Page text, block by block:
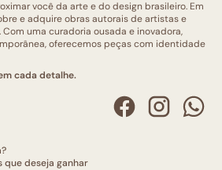
você da arte e do design brasileiro. Em
e adquire obras autorais de artistas e
uma curadoria ousada e inovadora,
oferecemos peças com identidade
cada detalhe.
que deseja ganhar